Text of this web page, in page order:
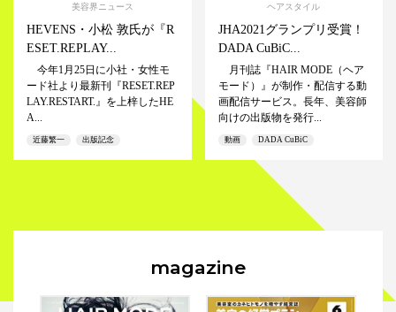
美容界ニュース
HEVENS・小松 敦氏が『R
ESET.REPLAY...
今年1月25日に小社・女性モ
ード社より最新刊『RESET.REP
LAY.RESTART.』を上梓したHE
A...
近藤繁一 出版記念
ヘアスタイル
JHA2021グランプリ受賞！
DADA CuBiC...
月刊誌『HAIR MODE（ヘア
モード）』が制作・配信する動
画配信サービス。長年、美容師
向けの出版物を発行...
動画 DADA CuBiC
magazine